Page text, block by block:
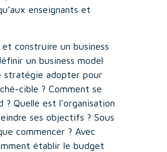
enseignants et
construire un business
un business model
stratégie adopter pour
cible ? Comment se
Quelle est l’organisation
ses objectifs ? Sous
commencer ? Avec
établir le budget